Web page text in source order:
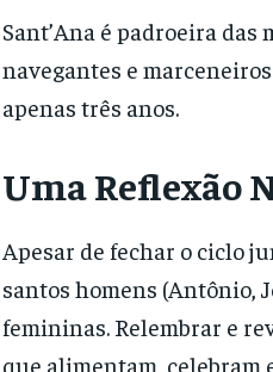
Sant’Ana é padroeira
navegantes e
apenas três anos.
Uma Reflexão
Apesar de fechar o ciclo
santos homens (Antônio,
femininas. Relembrar e
que alimentam, celebram